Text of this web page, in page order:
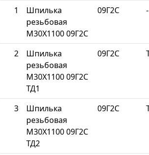
1
Шпилька
резьбовая
М30Х1100 09Г2С
09Г2С -
2
Шпилька
резьбовая
М30Х1100 09Г2С
ТД1
09Г2С
3
Шпилька
резьбовая
М30Х1100 09Г2С
ТД2
09Г2С